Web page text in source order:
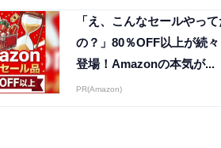
「え、こんなセールやっ
の？」80％OFF以上が続々
登場！Amazonの本気が...
PR(Amazon)